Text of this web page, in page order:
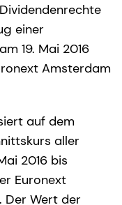
einer
19. Mai 2016
Amsterdam
auf dem
aller
2016 bis
Euronext
Wert der